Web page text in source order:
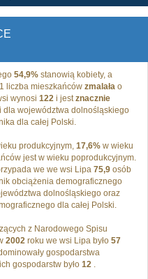
54,9% stanowią kobiety, a
liczba mieszkańców zmalała o
wynosi 122 i jestznacznie
dla województwa dolnośląskiego
dla całej Polski.
produkcyjnym, 17,6% w wieku
jest w wieku poprodukcyjnym.
we we wsi Lipa 75,9 osób
obciążenia demograficznego
dolnośląskiego oraz
dla całej Polski.
z Narodowego Spisu
2002 roku we wsi Lipa było 57
gospodarstwa
gospodarstw było 12 .